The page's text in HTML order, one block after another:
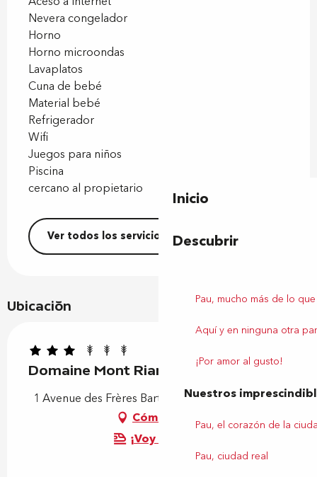
Inicio
Descubrir
Pau, mucho más de lo
Aquí y en ninguna otra
¡Por amor al gusto!
Nuestros
Pau, el corazón de la
Pau, ciudad real
Nevera congelador
Horno
Horno microondas
Lavaplatos
Cuna de bebé
Material bebé
Refrigerador
Wifi
Juegos para niños
Piscina
cercano al propietario
Ver todos los servicios
Ubicación
Domaine Mont Riant T3-B4
1 Avenue des Frères Barthélemy, 64110 Jurançon
Cómo llegar
¡Voy en tren!